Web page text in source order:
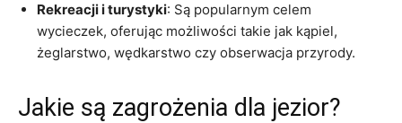
Rekreacji i turystyki: Są popularnym celem
wycieczek, oferując możliwości takie jak kąpiel,
żeglarstwo, wędkarstwo czy obserwacja przyrody.
Jakie są zagrożenia dla jezior?